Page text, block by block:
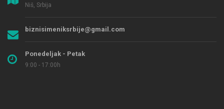
Niš, Srbija
biznisimeniksrbije@gmail.com
Ponedeljak - Petak
9:00 - 17:00h